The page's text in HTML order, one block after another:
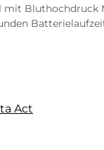
mit
Act